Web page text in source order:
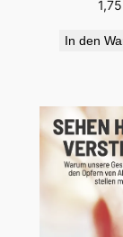
1,75
In den